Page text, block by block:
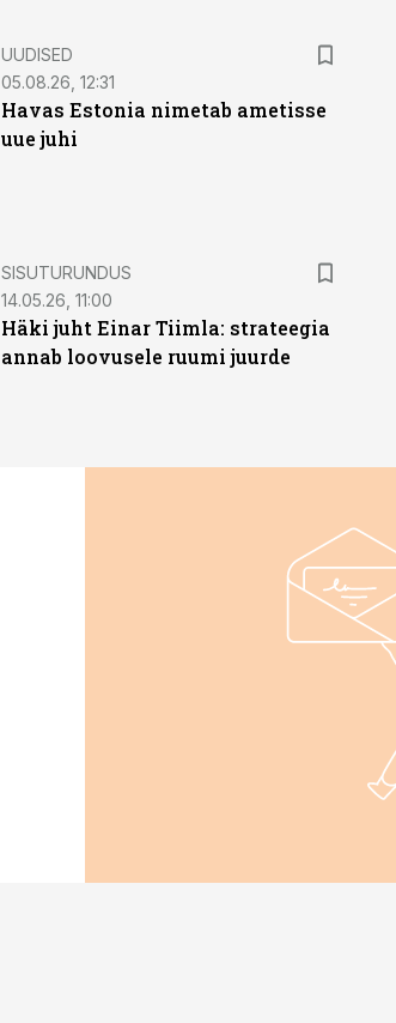
UUDISED
05.08.26, 12:31
Havas Estonia nimetab ametisse
uue juhi
ST
SISUTURUNDUS
14.05.26, 11:00
Häki juht Einar Tiimla: strateegia
annab loovusele ruumi juurde